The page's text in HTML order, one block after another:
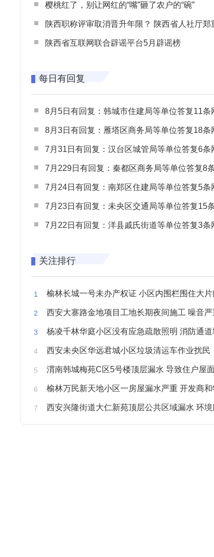
樱桃红了，别让网红的“嘴”砸了农户的“碗”
陕西职称评审取消晋升年限？ 陕西省人社厅郑重声明 谨防职称评审不实言
陕西省互联网联合辟谣平台5月辟谣榜
每日有回复
8月5日有回复：韩城市住建局等单位答复11条网民
8月3日有回复：雁塔区商务局等单位答复18条网民
7月31日有回复：汉台区城管局等单位答复6条网民
7月229日有回复：秦都区商务局等单位答复8条网民
7月24日有回复：南郑区住建局等单位答复5条网民
7月23日有回复：未央区交通局等单位答复15条网民
7月22日有回复：洋县戚氏街道等单位答复3条网民
关注排行
榆林长城一号未办产权证 小区内围栏围住大片闲置
西安大寨路金地项目工地长期夜间施工 噪音严重
杨凌千林华庭小区没有应急疏散照明 消防通
西安未央区华远君城小区垃圾清运车作业扰民
渭南韩城梅苑C区5号楼顶层漏水 导致住户屋面被
榆林万民新天地小区一房屋漏水严重 开发商和物业不予
西安兴隆街道大仁新苑顶层公共区域漏水 环